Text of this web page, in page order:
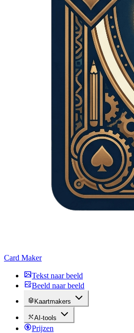
Card Maker
Tekst naar beeld
Beeld naar beeld
Kaartmakers
AI-tools
Prijzen